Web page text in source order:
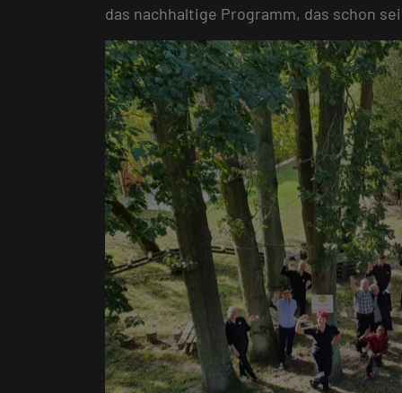
das nachhaltige Programm, das schon